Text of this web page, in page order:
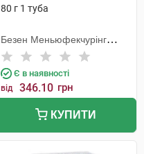
80 г 1 туба
Безен Меньюфекчурінг
Белджіум
Є в наявності
від 346.10 грн
КУПИТИ